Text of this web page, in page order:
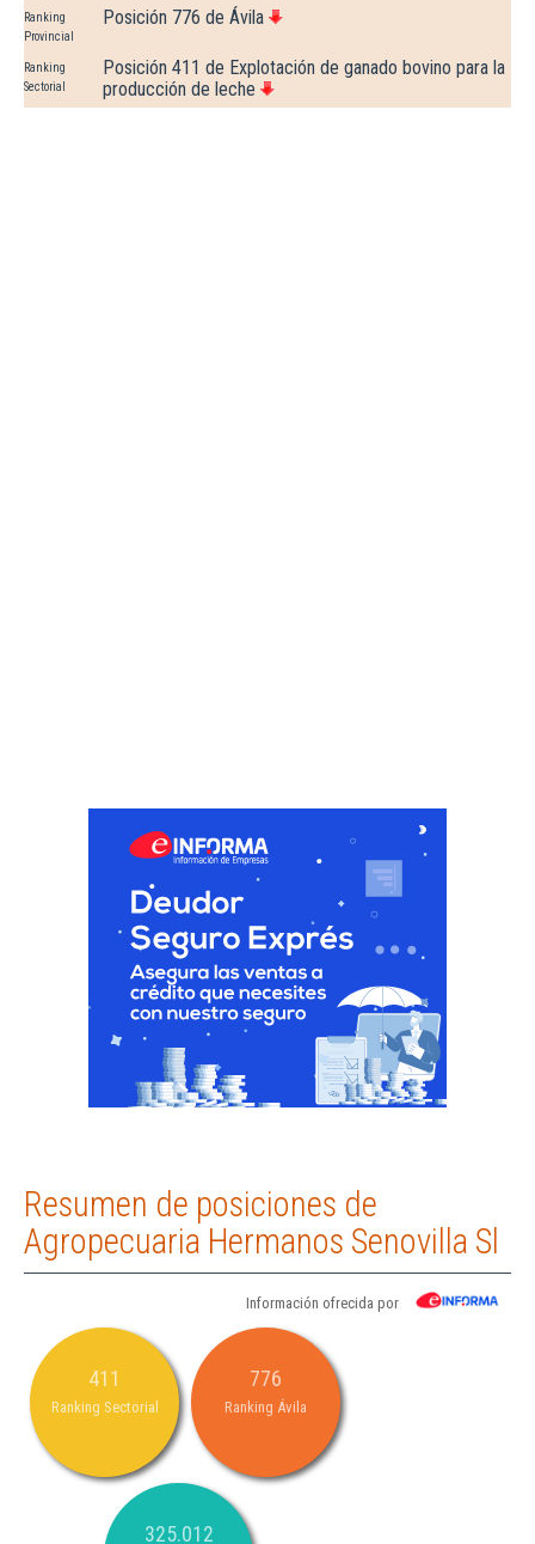
Ranking
Provincial
Posición 776 de Ávila
Ranking
Sectorial
Posición 411 de Explotación de ganado bovino para la
producción de leche
Resumen de posiciones de
Agropecuaria Hermanos Senovilla Sl
Información ofrecida por
411
Ranking Sectorial
776
Ranking Ávila
325.012